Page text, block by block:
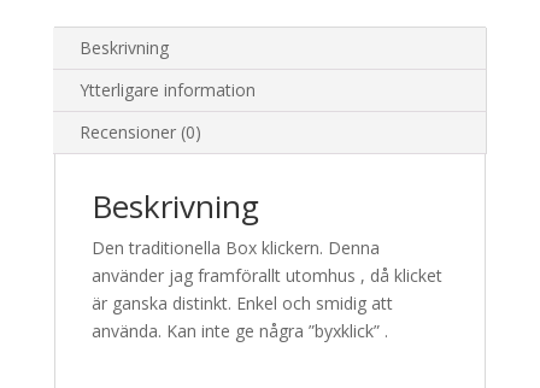
Beskrivning
Ytterligare information
Recensioner (0)
Beskrivning
Den traditionella Box klickern. Denna
använder jag framförallt utomhus , då klicket
är ganska distinkt. Enkel och smidig att
använda. Kan inte ge några ”byxklick” .